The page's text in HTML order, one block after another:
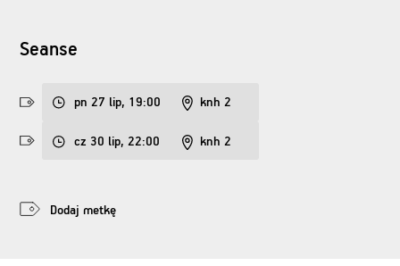
Seanse
pn 27 lip, 19:00 knh 2
cz 30 lip, 22:00 knh 2
Dodaj metkę